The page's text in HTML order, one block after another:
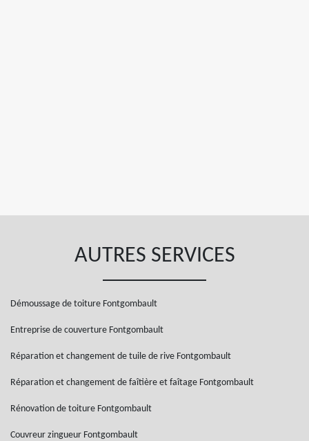
AUTRES SERVICES
Démoussage de toiture Fontgombault
Entreprise de couverture Fontgombault
Réparation et changement de tuile de rive Fontgombault
Réparation et changement de faîtière et faîtage Fontgombault
Rénovation de toiture Fontgombault
Couvreur zingueur Fontgombault